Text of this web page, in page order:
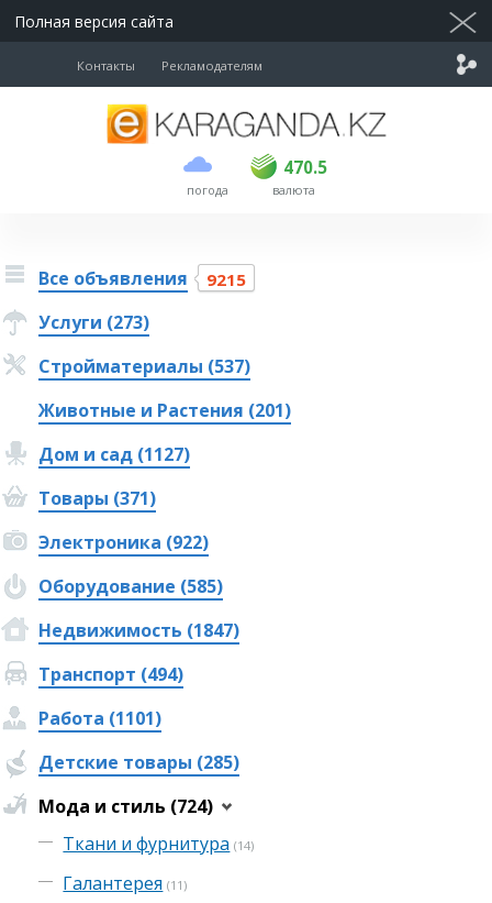
Полная версия сайта
Контакты Рекламодателям
погода
470.5
покупка продажа
USD 468.5 470.5
EUR валюта
Все объявления 9215
Услуги (273)
Стройматериалы (537)
Животные и Растения (201)
Дом и сад (1127)
Товары (371)
Электроника (922)
Оборудование (585)
Недвижимость (1847)
Транспорт (494)
Работа (1101)
Детские товары (285)
Мода и стиль (724)
Ткани и фурнитура (14)
Галантерея (11)